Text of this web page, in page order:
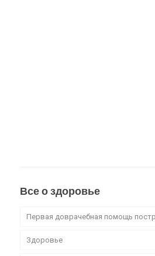
Все о здоровье
Первая доврачебная помощь
Здоровье